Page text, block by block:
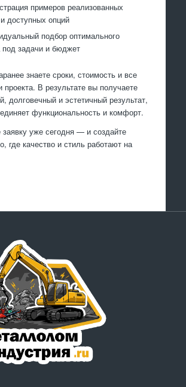
примеров реализованных
доступных опций
подбор оптимального
под задачи и бюджет
знаете сроки, стоимость и все
проекта. В результате вы получаете
долговечный и эстетичный результат,
функциональность и комфорт.
уже сегодня — и создайте
где качество и стиль работают на